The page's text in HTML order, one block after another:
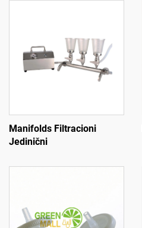
Manifolds Filtracioni
Jedinični